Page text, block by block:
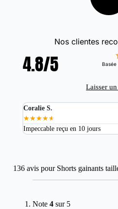
Nos clientes
4.8/5 Basée
Laisser
Coralie S.
★★★★★
Impeccable reçu en 10 jours
136 avis pour Shorts gainants
Note 4sur 5